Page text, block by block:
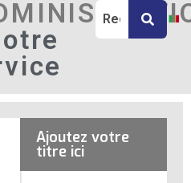
Ajoutez votre
titre ici